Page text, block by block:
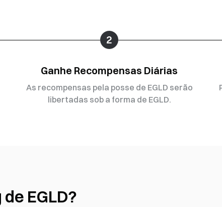
2
Ganhe Recompensas Diárias
As recompensas pela posse de EGLD serão
libertadas sob a forma de EGLD.
EGLD?